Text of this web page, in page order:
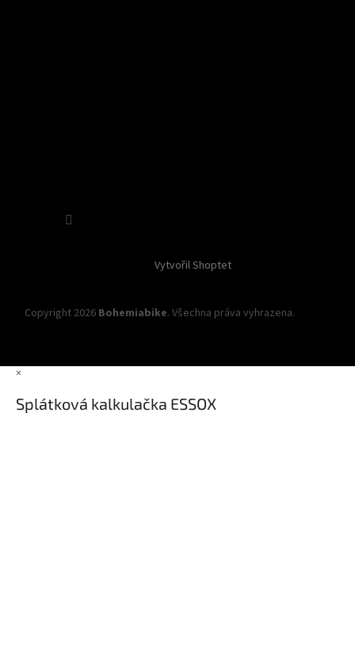
Vytvořil Shoptet
Copyright 2026 Bohemiabike. Všechna práva vyhrazena.
×
Splátková kalkulačka ESSOX